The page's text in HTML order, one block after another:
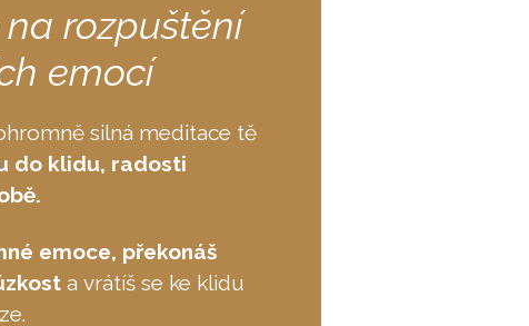
rozpuštění
emocí
silná meditace tě
do klidu, radosti
emoce, překonáš
a vrátíš se ke klidu